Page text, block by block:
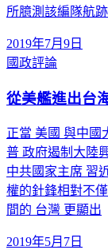
所臆測該編隊航
2019年7月9日
國政評論
從美艦進出台
正當 美國 與中國
普 政府遏制大陸
中共國家主席 習
權的針鋒相對不
間的 台灣 更顯出
2019年5月7日